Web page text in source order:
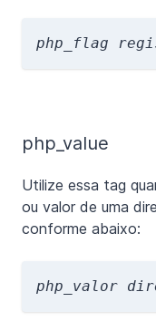
php_flag
php_value
Utilize essa tag
ou valor de uma
conforme abaixo:
php_valor